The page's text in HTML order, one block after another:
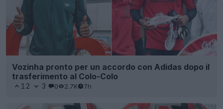
Vozinha pronto per un accordo con Adidas dopo il
trasferimento al Colo-Colo
12 3 0 2.7K 7h